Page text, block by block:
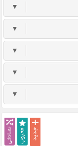
▼
▼
▼
▼
▼